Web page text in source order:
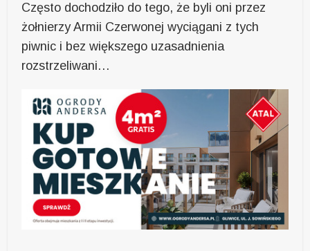
Często dochodziło do tego, że byli oni przez
żołnierzy Armii Czerwonej wyciągani z tych
piwnic i bez większego uzasadnienia
rozstrzeliwani…